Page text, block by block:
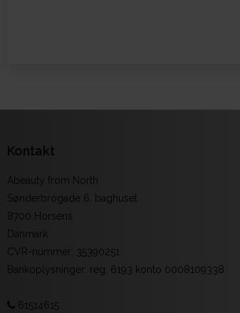
Kontakt
Abeauty from North
Sønderbrogade 6. baghuset
8700 Horsens
Danmark
CVR-nummer : 35390251
Bankoplysninger: reg. 6193 konto 0008109338
61514615